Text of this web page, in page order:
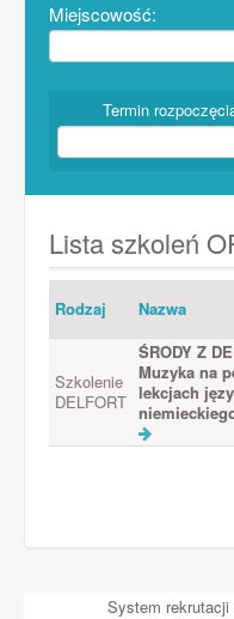
Miejscowość:
Termin
Lista szkoleń
Rodzaj Nazwa
Szkolenie
DELFORT
ŚRODY Z
Muzyka na
lekcjach
System rekrutacji